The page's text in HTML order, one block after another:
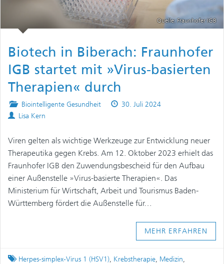
Quelle: Fraunhofer IGB
Biotech in Biberach: Fraunhofer
IGB startet mit »Virus-basierten
Therapien« durch
Posted
in
Biointelligente Gesundheit
Published
30. Juli 2024
Authors
Lisa Kern
Viren gelten als wichtige Werkzeuge zur Entwicklung neuer
Therapeutika gegen Krebs. Am 12. Oktober 2023 erhielt das
Fraunhofer IGB den Zuwendungsbescheid für den Aufbau
einer Außenstelle »Virus-basierte Therapien«. Das
Ministerium für Wirtschaft, Arbeit und Tourismus Baden-
Württemberg fördert die Außenstelle für…
MEHR ERFAHREN
Tagged
Herpes-simplex-Virus 1 (HSV1), Krebstherapie, Medizin,